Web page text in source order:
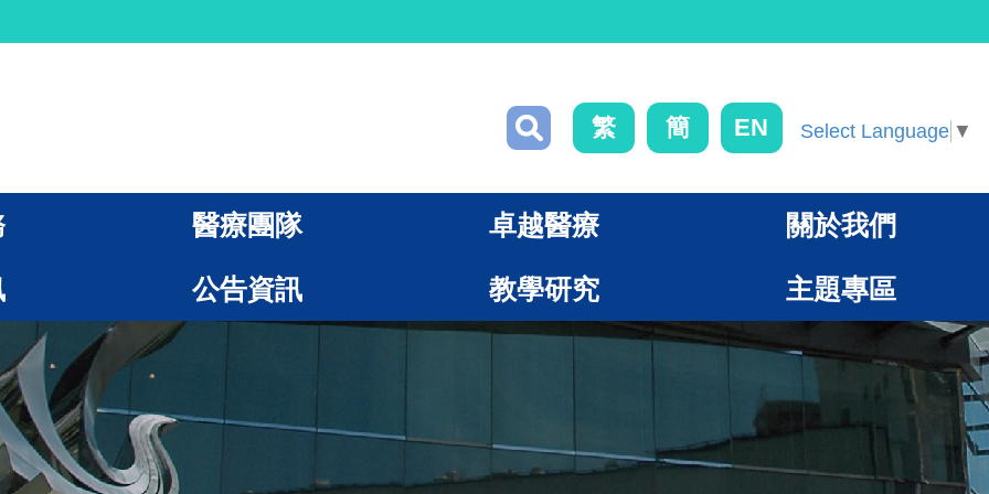
繁 簡 EN Select Language ▼
醫療團隊 卓越醫療 關於我們
公告資訊 教學研究 主題專區